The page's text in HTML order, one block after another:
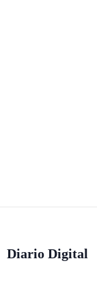
Diario Digital